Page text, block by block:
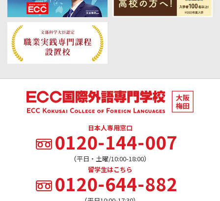
日本人専用窓口
0120-144-007
（平日・土曜/10:00-18:00）
留学生はこちら
0120-644-882